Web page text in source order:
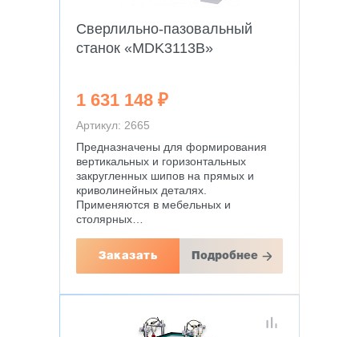
Сверлильно-пазовальный
станок «MDK3113B»
1 631 148 ₽
Артикул: 2665
Предназначены для формирования
вертикальных и горизонтальных
закругленных шипов на прямых и
криволинейных деталях.
Применяются в мебельных и
столярных…
Заказать Подробнее